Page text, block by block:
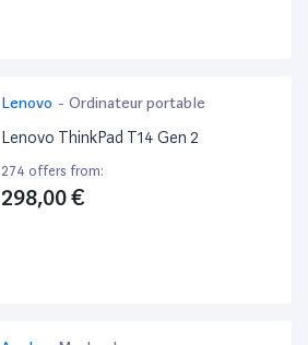
Lenovo - Ordinateur portable
Lenovo ThinkPad T14 Gen 2
274 offers from:
298,00 €